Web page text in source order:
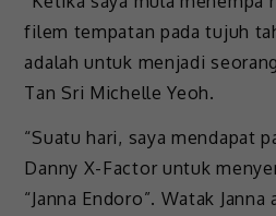
filem tempatan pada tujuh
adalah untuk menjadi
Tan Sri Michelle Yeoh.
“Suatu hari, saya mendapat
Danny X-Factor untuk
“Janna Endoro”. Watak